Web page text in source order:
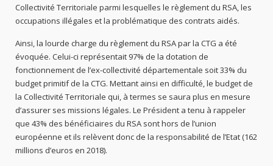
Collectivité Territoriale parmi lesquelles le règlement du RSA, les
occupations illégales et la problématique des contrats aidés.
Ainsi, la lourde charge du règlement du RSA par la CTG a été
évoquée. Celui-ci représentait 97% de la dotation de
fonctionnement de l’ex-collectivité départementale soit 33% du
budget primitif de la CTG. Mettant ainsi en difficulté, le budget de
la Collectivité Territoriale qui, à termes se saura plus en mesure
d’assurer ses missions légales. Le Président a tenu à rappeler
que 43% des bénéficiaires du RSA sont hors de l’union
européenne et ils relèvent donc de la responsabilité de l’Etat (162
millions d’euros en 2018).